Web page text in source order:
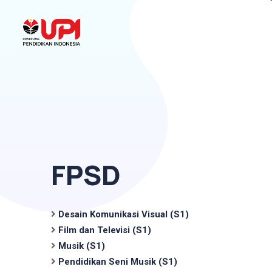
FPSD
Desain Komunikasi Visual (S1)
Film dan Televisi (S1)
Musik (S1)
Pendidikan Seni Musik (S1)